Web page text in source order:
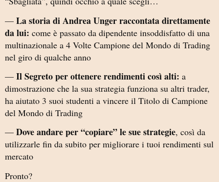
— La storia di Andrea Unger raccontata direttamente
da lui: come è passato da dipendente insoddisfatto di una
multinazionale a 4 Volte Campione del Mondo di Trading
nel giro di qualche anno
— Il Segreto per ottenere rendimenti così alti: a
dimostrazione che la sua strategia funziona su altri trader,
ha aiutato 3 suoi studenti a vincere il Titolo di Campione
del Mondo di Trading
— Dove andare per “copiare” le sue strategie, così da
utilizzarle fin da subito per migliorare i tuoi rendimenti sul
mercato
Pronto?